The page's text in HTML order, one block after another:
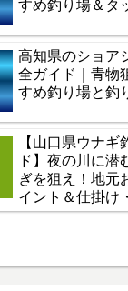
すめ釣り場＆タ
高知県のショア
全ガイド｜青物
すめ釣り場と釣
【山口県ウナギ
ド】夜の川に潜
ぎを狙え！地元
イント＆仕掛け
徹底解説